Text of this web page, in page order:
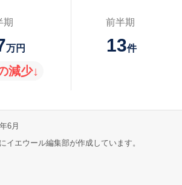
期
万円
減少↓
前半期
13件
6月
イエウール編集部が作成しています。